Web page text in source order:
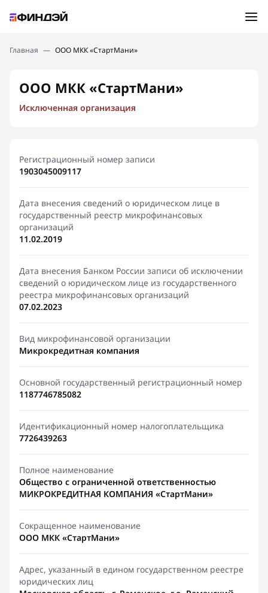
Подбор займа
Новости
Финансовое просвещение
Главная — ООО МКК «СтартМани»
ООО МКК «СтартМани»
Исключенная организация
Регистрационный номер записи
1903045009117
Дата внесения сведений о юридическом лице в
государственный реестр микрофинансовых
организаций
11.02.2019
Дата внесения Банком России записи об исключении
сведений о юридическом лице из государственного
реестра микрофинансовых организаций
07.02.2023
Вид микрофинансовой организации
Микрокредитная компания
Основной государственный регистрационный номер
1187746785082
Идентификационный номер налогоплательщика
7726439263
Полное наименование
Общество с ограниченной ответственностью
МИКРОКРЕДИТНАЯ КОМПАНИЯ «СтартМани»
Сокращенное наименование
ООО МКК «СтартМани»
Адрес, указанный в едином государственном реестре
юридических лиц
Ошибка:Контактная форма не найдена.
Спасибо, что написали нам
Мы свяжемся с Вами в ближайшее время и сообщим
результат
Отправить новый запрос